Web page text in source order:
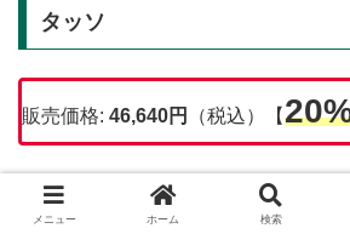
タッソ
販売価格: 46,640円 （税込）【
ポリエステル素材のタッソがセール
す。割引率は20%で、さらに会員ス
メニュー ホーム 検索